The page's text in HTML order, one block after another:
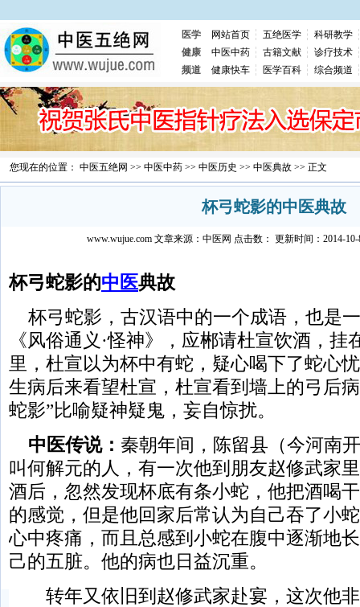
医学 网站首页 五绝医学
科研教学
健康
中医中药 古籍文献
诊疗技术
频道
健康快车 医学百科 综合频道
您现在的位置： 中医五绝网 >> 中医中药 >> 中医历史 >> 中医典故 >> 正文
杯弓蛇影的中医典故
www.wujue.com 文章来源： 中医网 点击数： 更新时间：2014-
杯弓蛇影的中医典故
杯弓蛇影，古汉语中的一个成语，也是
《风俗通义·怪神》，应郴请杜宣饮酒，挂
里，杜宣以为杯中有蛇，疑心喝下了蛇心
生病后来看望杜宣，杜宣看到墙上的弓后
蛇影”比喻疑神疑鬼，妄自惊扰。
中医传说： 秦朝年间，陈留县（今河南
叫何解元的人，有一次他到朋友赵修武家
酒后，忽然发现杯底有条小蛇，他把酒喝
的感觉，但是他回家后常认为自己吞了小
心中疼痛，而且总感到小蛇在腹中逐渐地
己的五脏。他的病也日益沉重。
转年又依旧到赵修武家赴宴，这次他非